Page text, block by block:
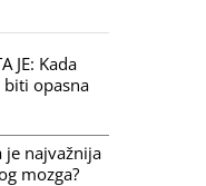
JE: Kada
biti opasna
je najvažnija
mozga?